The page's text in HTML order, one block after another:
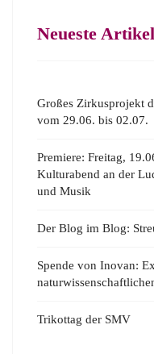
Neueste Artikel
Großes Zirkusprojekt
vom 29.06. bis 02.07.
Premiere: Freitag,
Kulturabend an der
und Musik
Der Blog im Blog:
Spende von Inovan:
Trikottag der SMV